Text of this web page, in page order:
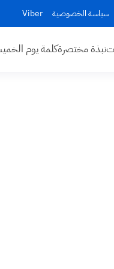
سياسة الخصوصية Viber
نبذة مختصرةكلمة يوم